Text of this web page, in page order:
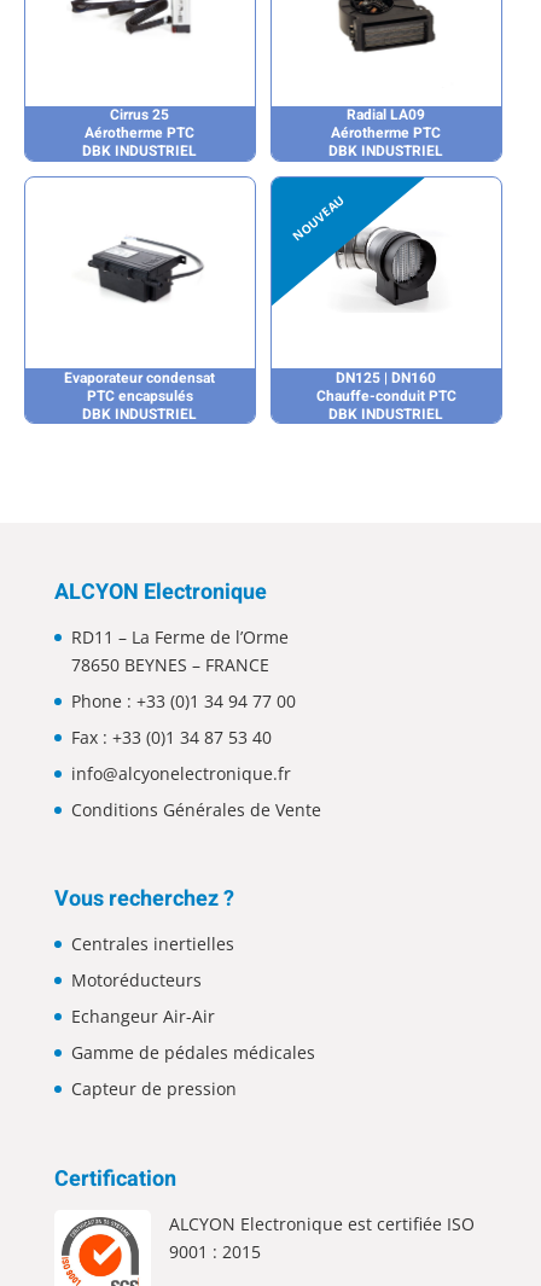
Cirrus 25
Aérotherme PTC
DBK INDUSTRIEL
Radial LA09
Aérotherme PTC
DBK INDUSTRIEL
Evaporateur condensat
PTC encapsulés
DBK INDUSTRIEL
DN125 | DN160
Chauffe-conduit PTC
DBK INDUSTRIEL
ALCYON Electronique
RD11 – La Ferme de l’Orme
78650 BEYNES – FRANCE
Phone : +33 (0)1 34 94 77 00
Fax : +33 (0)1 34 87 53 40
info@alcyonelectronique.fr
Conditions Générales de Vente
Vous recherchez ?
Centrales inertielles
Motoréducteurs
Echangeur Air-Air
Gamme de pédales médicales
Capteur de pression
Certification
ALCYON Electronique est certifiée ISO
9001 : 2015